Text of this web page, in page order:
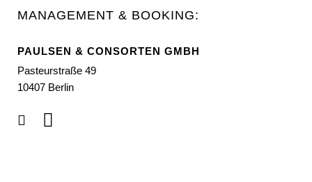
MANAGEMENT & BOOKING:
PAULSEN & CONSORTEN GMBH
Pasteurstraße 49
10407 Berlin